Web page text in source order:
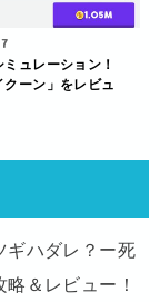
ュレーション！
クーン」をレビュ
ギハダレ？ー死
＆レビュー！